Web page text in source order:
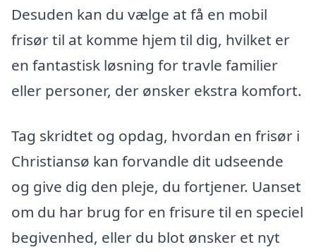
Desuden kan du vælge at få en mobil
frisør til at komme hjem til dig, hvilket er
en fantastisk løsning for travle familier
eller personer, der ønsker ekstra komfort.
Tag skridtet og opdag, hvordan en frisør i
Christiansø kan forvandle dit udseende
og give dig den pleje, du fortjener. Uanset
om du har brug for en frisure til en speciel
begivenhed, eller du blot ønsker et nyt